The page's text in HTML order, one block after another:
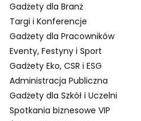
Gadżety dla Branż
Targi i Konferencje
Gadżety dla Pracowników
Eventy, Festyny i Sport
Gadżety Eko, CSR i ESG
Administracja Publiczna
Gadżety dla Szkół i Uczelni
Spotkania biznesowe VIP